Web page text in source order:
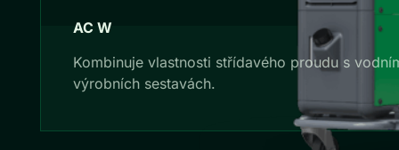
AC W
Kombinuje vlastnosti střídavého proudu s
výrobních sestavách.